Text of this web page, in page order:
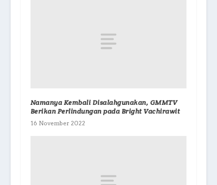
Namanya Kembali Disalahgunakan, GMMTV
Berikan Perlindungan pada Bright Vachirawit
16 November 2022